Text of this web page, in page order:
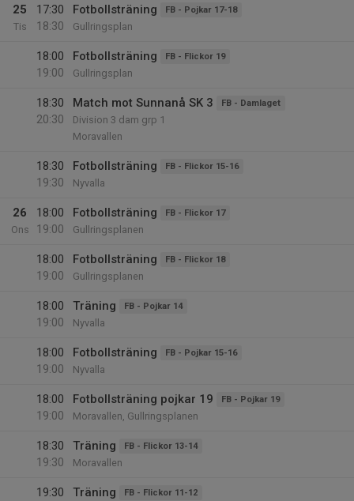
25
Tis
17:30
18:30
Fotbollsträning FB - Pojkar 17-18
Gullringsplan
18:00
19:00
Fotbollsträning FB - Flickor 19
Gullringsplan
18:30
20:30
Match mot Sunnanå SK 3 FB - Damlaget
Division 3 dam grp 1
Moravallen
18:30
19:30
Fotbollsträning FB - Flickor 15-16
Nyvalla
26
Ons
18:00
19:00
Fotbollsträning FB - Flickor 17
Gullringsplanen
18:00
19:00
Fotbollsträning FB - Flickor 18
Gullringsplanen
18:00
19:00
Träning FB - Pojkar 14
Nyvalla
18:00
19:00
Fotbollsträning FB - Pojkar 15-16
Nyvalla
18:00
19:00
Fotbollsträning pojkar 19 FB - Pojkar 19
Moravallen, Gullringsplanen
18:30
19:30
Träning FB - Flickor 13-14
Moravallen
19:30
Träning FB - Flickor 11-12